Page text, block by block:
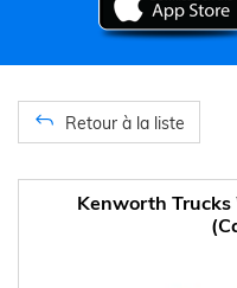
Retour à la liste
Kenworth